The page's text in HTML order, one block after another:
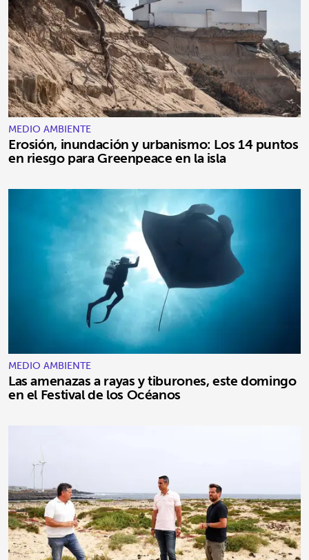
MEDIO AMBIENTE
Erosión, inundación y urbanismo: Los 14 puntos
en riesgo para Greenpeace en la isla
MEDIO AMBIENTE
Las amenazas a rayas y tiburones, este domingo
en el Festival de los Océanos